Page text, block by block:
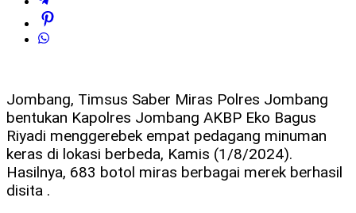
Jombang, Timsus Saber Miras Polres Jombang
bentukan Kapolres Jombang AKBP Eko Bagus
Riyadi menggerebek empat pedagang minuman
keras di lokasi berbeda, Kamis (1/8/2024).
Hasilnya, 683 botol miras berbagai merek berhasil
disita .